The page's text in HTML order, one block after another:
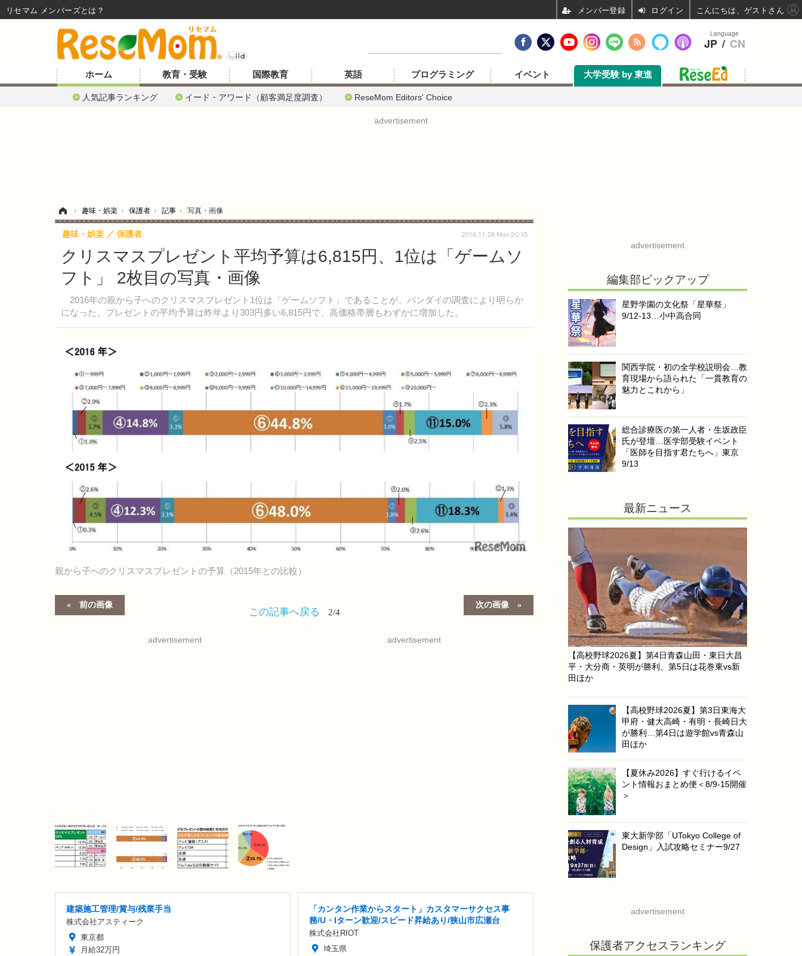
ホーム
人気記事ランキング イード・アワード（顧客満足度調査） ReseMom Editors' Choice
教育・受験 国際教育 英語 プログラミング イベント 大学受験 by 東進
advertisement
› 趣味・娯楽 › 保護者 › 記事 › 写真・画像
クリスマスプレゼント平均予算は6,815円、1位は「ゲームソ
フト」 2枚目の写真・画像
2016年の親から子へのクリスマスプレゼント1位は「ゲームソフト」であることが、バンダイの調査により明らか
になった。プレゼントの平均予算は昨年より303円多い6,815円で、高価格帯層もわずかに増加した。
趣味・娯楽 保護者 2016.11.28 Mon 20:15
親から子へのクリスマスプレゼントの予算（2015年との比較）
前の画像 次の画像
この記事へ戻る 2/4
advertisement advertisement
建築施工管理/賞与/残業手当
株式会社アスティーク
東京都
月給32万円
「カンタン作業からスタート」カスタマーサクセス事
務/U・Iターン歓迎/スピード昇給あり/狭山市広瀬台
株式会社RIOT
埼玉県
advertisement
編集部ピックアップ
星野学園の文化祭「星華祭」
9/12-13…小中高合同
関西学院・初の全学校説明会…教
育現場から語られた「一貫教育の
魅力とこれから」
総合診療医の第一人者・生坂政臣
氏が登壇…医学部受験イベント
「医師を目指す君たちへ」東京
9/13
最新ニュース
【高校野球2026夏】第4日青森山田・東日大昌
平・大分商・英明が勝利、第5日は花巻東vs新
田ほか
【高校野球2026夏】第3日東海大
甲府・健大高崎・有明・長崎日大
が勝利…第4日は遊学館vs青森山
田ほか
【夏休み2026】すぐ行けるイベ
ント情報おまとめ便＜8/9-15開催
＞
東大新学部「UTokyo College of
Design」入試攻略セミナー9/27
advertisement
保護者アクセスランキング
Language
JP / CN
リセマム メンバーズ ログイン こんにちは、ゲストさん